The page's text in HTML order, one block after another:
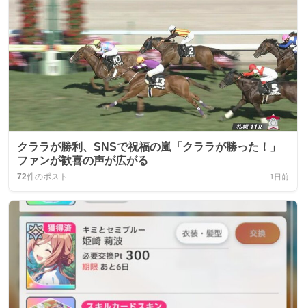
クララが勝利、SNSで祝福の嵐「クララが勝った！」
ファンが歓喜の声が広がる
72件のポスト 1日前